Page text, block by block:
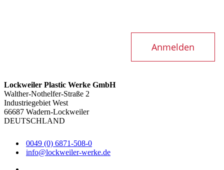
Anmelden
Lockweiler Plastic Werke GmbH
Walther-Nothelfer-Straße 2
Industriegebiet West
66687 Wadern-Lockweiler
DEUTSCHLAND
0049 (0) 6871-508-0
info@lockweiler-werke.de